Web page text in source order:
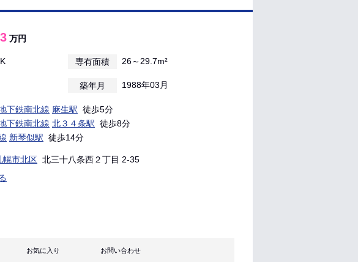
万円
専有面積 26～29.7m²
築年月 1988年03月
下鉄南北線 麻生駅 徒歩5分
下鉄南北線 北３４条駅 徒歩8分
新琴似駅 徒歩14分
幌市北区 北三十八条西２丁目 2-35
お気に入り お問い合わせ